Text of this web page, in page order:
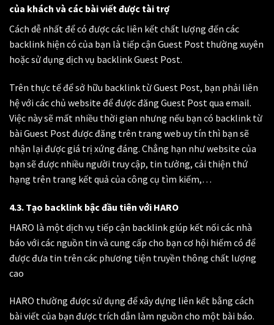
của khách và các bài viết được tài trợ
Cách dễ nhất để có được các liên kết chất lượng đến các
backlink hiện có của bạn là tiếp cận Guest Post thường xuyên
hoặc sử dụng dịch vụ backlink Guest Post.
Trên thực tế để sở hữu backlink từ Guest Post, bạn phải liên
hệ với các chủ website để được đăng Guest Post qua email.
Việc này sẽ mất nhiều thời gian nhưng nếu bạn có backlink từ
bài Guest Post được đăng trên trang web uy tín thì bạn sẽ
nhận lại được giá trị xứng đáng. Chẳng hạn như website của
bạn sẽ được nhiều người truy cập, tin tưởng, cải thiện thứ
hạng trên trang kết quả của công cụ tìm kiếm,…
4.3. Tạo backlink bậc đầu tiên với HARO
HARO là một dịch vụ tiếp cận backlink giúp kết nối các nhà
báo với các nguồn tin và cung cấp cho bạn cơ hội hiếm có để
được đưa tin trên các phương tiện truyền thông chất lượng
cao
HARO thường được sử dụng để xây dựng liên kết bằng cách
bài viết của bạn được trích dẫn làm nguồn cho một bài báo.